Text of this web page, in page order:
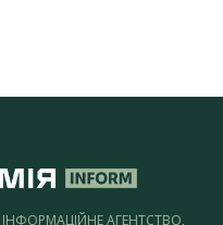
ІНФОРМАЦІЙНЕ АГЕНТСТВО,